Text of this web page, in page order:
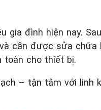
gia đình hiện nay.
cần được sửa chữa
toàn cho thiết bị.
– tận tâm với linh